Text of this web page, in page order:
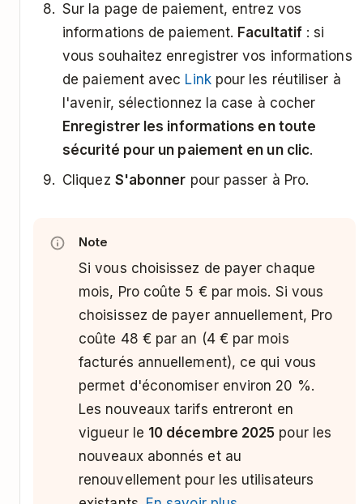
Sur la page de paiement, entrez vos
informations de paiement. Facultatif : si
vous souhaitez enregistrer vos informations
de paiement avec Linkpour les réutiliser à
l'avenir, sélectionnez la case à cocher
Enregistrer les informations en toute
sécurité pour un paiement en un clic.
Cliquez S'abonner pour passer à Pro.
Note
Si vous choisissez de payer chaque
mois, Pro coûte 5 € par mois. Si vous
choisissez de payer annuellement, Pro
coûte 48 € par an (4 € par mois
facturés annuellement), ce qui vous
permet d'économiser environ 20 %.
Les nouveaux tarifs entreront en
vigueur le 10 décembre 2025 pour les
nouveaux abonnés et au
renouvellement pour les utilisateurs